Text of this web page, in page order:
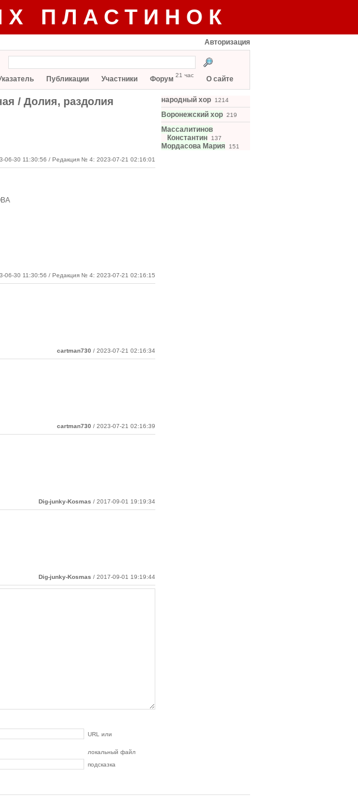
ПЛАСТИНОК
Авторизация
Публикации Участники Форум 21 час О сайте
/ Долия, раздолия
06-30 11:30:56 / Редакция № 4: 2023-07-21 02:16:01
06-30 11:30:56 / Редакция № 4: 2023-07-21 02:16:15
cartman730 / 2023-07-21 02:16:34
cartman730 / 2023-07-21 02:16:39
Dig-junky-Kosmas / 2017-09-01 19:19:34
Dig-junky-Kosmas / 2017-09-01 19:19:44
URL или
локальный файл
подсказка
народный хор 1214
Воронежский хор 219
Массалитинов
Константин 137
Мордасова Мария 151